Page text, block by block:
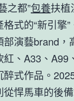
之都”包養扶植
式的“新引擎”
演藝brand，
、A33、A99
式作品。
悍馬車的後